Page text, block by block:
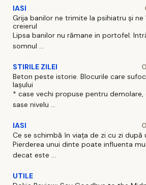
IASI
Grija banilor ne trimite la psihiatru și
creierul
Lipsa banilor nu rămane in portofel.
somnul ...
STIRILE ZILEI
Beton peste istorie. Blocurile care
Iașului
* case vechi propuse pentru demolare,
sase nivelu ...
IASI
Ce se schimbă în viața de zi cu zi
Pierderea unui dinte poate influenta
decat este ...
UTILE